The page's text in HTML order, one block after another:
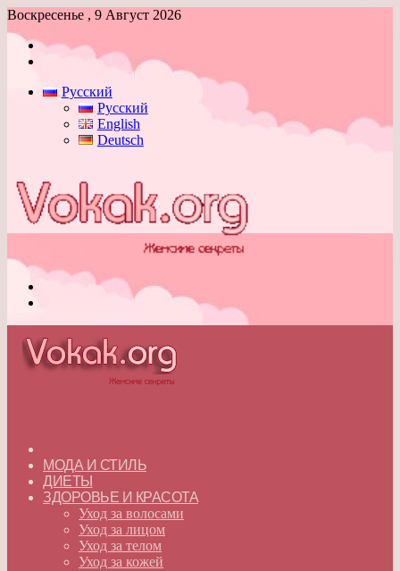
Воскресенье , 9 Август 2026
Войти
Русский
Русский
English
Deutsch
МОДА И СТИЛЬ
ДИЕТЫ
ЗДОРОВЬЕ И КРАСОТА
Уход за волосами
Уход за лицом
Уход за телом
Уход за кожей